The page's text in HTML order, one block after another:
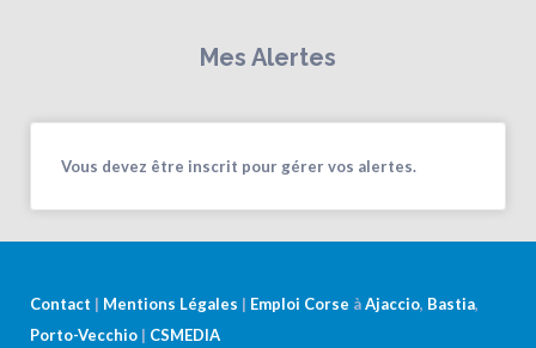
Mes Alertes
Vous devez être inscrit pour gérer vos alertes.
Contact | Mentions Légales | Emploi Corse àAjaccio, Bastia,
Porto-Vecchio | CSMEDIA